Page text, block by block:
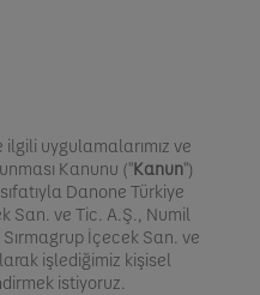
uygulamalarımız ve
Kanunu ("Kanun")
Danone Türkiye
San. ve Tic. A.Ş., Numil
İçecek San. ve
işlediğimiz kişisel
istiyoruz.